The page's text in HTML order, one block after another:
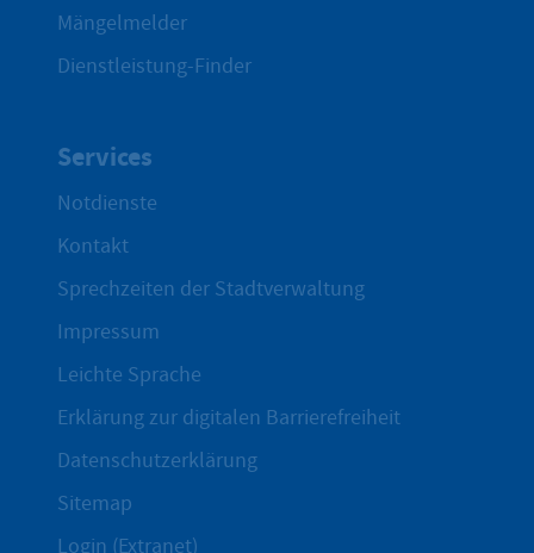
Mängelmelder
Dienstleistung-Finder
Services
Notdienste
Kontakt
Sprechzeiten der Stadtverwaltung
Impressum
Leichte Sprache
Erklärung zur digitalen Barrierefreiheit
Datenschutzerklärung
Sitemap
Login (Extranet)